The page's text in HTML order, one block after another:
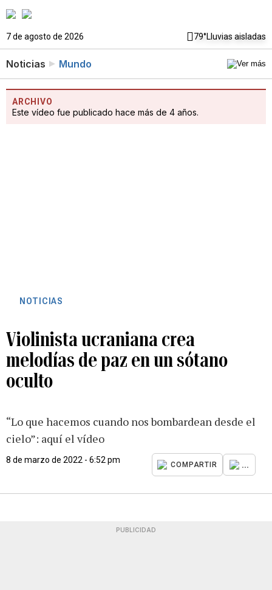
7 de agosto de 2026 79°Lluvias aisladas
Noticias Mundo
ARCHIVO
Este vídeo fue publicado hace más de 4 años.
NOTICIAS
Violinista ucraniana crea
melodías de paz en un sótano
oculto
“Lo que hacemos cuando nos bombardean desde el
cielo”: aquí el vídeo
8 de marzo de 2022 - 6:52 pm
COMPARTIR ...
PUBLICIDAD